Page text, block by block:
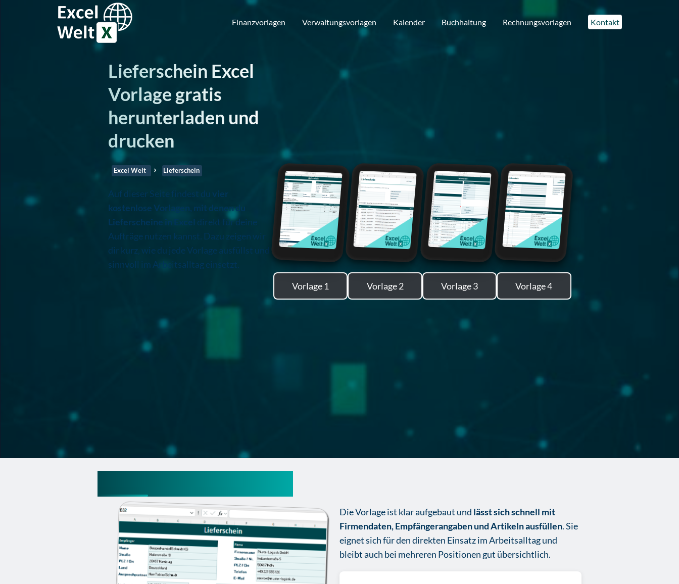
Finanzvorlagen Verwaltungsvorlagen Kalender Buchhaltung Rechnungsvorlagen Kontakt
Lieferschein Excel
Vorlage gratis
herunterladen und
drucken
Excel Welt Lieferschein
Auf dieser Seite findest du vier
kostenlose Vorlagen, mit denen du
Lieferscheine in Excel direkt für deine
Aufträge nutzen kannst. Dazu zeigen wir
dir kurz, wie du jede Vorlage ausfüllst und
sinnvoll im Arbeitsalltag einsetzt.
Vorlage 1
Vorlage 2 Vorlage 3 Vorlage 4
Die Vorlage ist klar aufgebaut und lässt sich schnell mit
Firmendaten, Empfängerangaben und Artikeln ausfüllen. Sie
eignet sich für den direkten Einsatz im Arbeitsalltag und
bleibt auch bei mehreren Positionen gut übersichtlich.